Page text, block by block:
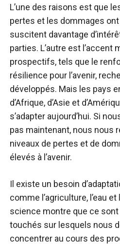
L’une des raisons est que
pertes et les dommages
suscitent davantage
parties. L’autre est l’accent
prospectifs, tels que le
résilience pour l’avenir,
développés. Mais les pays
d’Afrique, d’Asie et
s’adapter aujourd’hui. Si
pas maintenant, nous nous
niveaux de pertes et de
élevés à l’avenir.
Il existe un besoin
comme l’agriculture, l’eau et
science montre que ce
touchés sur lesquels nous
concentrer au cours des